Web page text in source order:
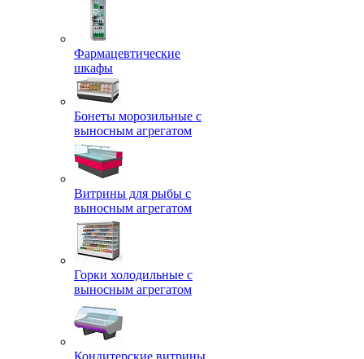
Фармацевтические
шкафы
Бонеты морозильные с
выносным агрегатом
Витрины для рыбы с
выносным агрегатом
Горки холодильные с
выносным агрегатом
Кондитерские витрины